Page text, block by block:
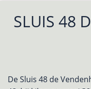
SLUIS 48
De Sluis 48 de